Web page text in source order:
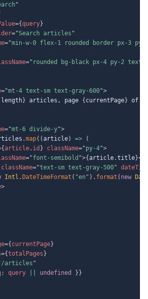
"
={query}
="Search articles "
="min-w-0 flex-1 rounded border px-3 py-
=" rounded bg-black px-4 py-2 text-
="mt-4 text-sm text-gray-600">
length} articles, page { currentPage} of
="mt-6 divide-y">
.map( (article) =>
(
{article. id } className="py-4">
="font-semibold ">{article.title}</
className="text-sm text-gray-500"
Intl . DateTimeFormat ( "en" ) . format ( new
>
={ currentPage}
={totalPages }
/articles "
: query undefined } }